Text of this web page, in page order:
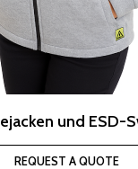
und ESD-
REQUEST A QUOTE